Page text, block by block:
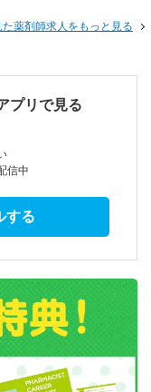
た薬剤師求人をもっと見る
プリで見る
信中
する